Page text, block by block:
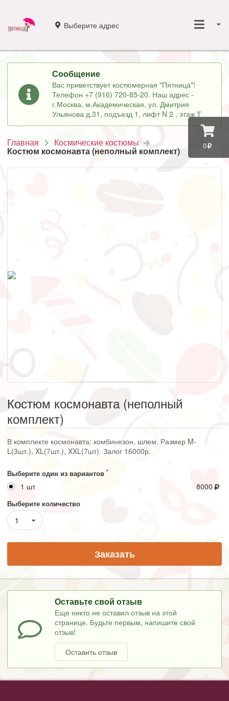
0
Выберите адрес
Сообщение
Вас приветствует костюмерная "Пятница"!
Телефон +7 (916) 720-85-20. Наш адрес -
г.Москва, м.Академическая, ул. Дмитрия
Ульянова д.31, подъезд 1, лифт N 2 , этаж Т
Главная Космические костюмы
Костюм космонавта (неполный комплект)
Костюм космонавта (неполный
комплект)
В комплекте космонавта: комбинезон, шлем. Размер M-
L(3шт.), XL(7шт.), XXL(7шт). Залог 16000р.
Выберите один из вариантов
1 шт 8000
Выберите количество
1
Заказать
Оставьте свой отзыв
Еще никто не оставил отзыв на этой
странице. Будьте первым, напишите свой
отзыв!
Оставить отзыв